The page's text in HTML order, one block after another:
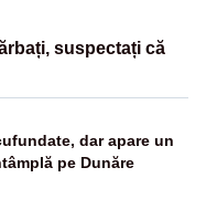
suspectați că
dar apare un
pe Dunăre